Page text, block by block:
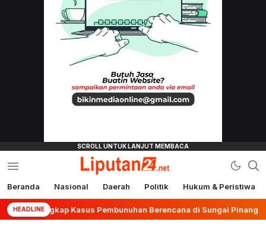
liputan24.net
Beranda Nasional Daerah Politik Hukum & Peristiwa
HEADLINE
Ungkap Kasus Pembunuhan Berencana di Sungai Pinang